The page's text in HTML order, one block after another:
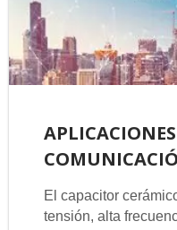
El capacitor
tensión, alta